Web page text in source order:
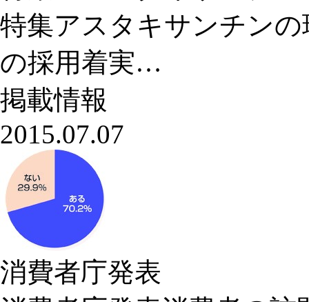
特集アスタキサンチン
の採用着実…
掲載情報
2015.07.07
消費者庁発表